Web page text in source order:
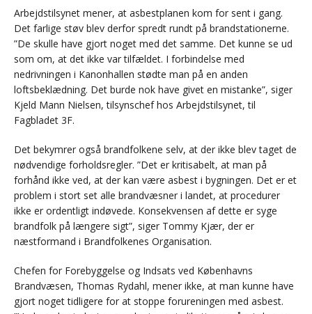
Arbejdstilsynet mener, at asbestplanen kom for sent i gang.
Det farlige støv blev derfor spredt rundt på brandstationerne.
”De skulle have gjort noget med det samme. Det kunne se ud
som om, at det ikke var tilfældet. I forbindelse med
nedrivningen i Kanonhallen stødte man på en anden
loftsbeklædning. Det burde nok have givet en mistanke”, siger
Kjeld Mann Nielsen, tilsynschef hos Arbejdstilsynet, til
Fagbladet 3F.
Det bekymrer også brandfolkene selv, at der ikke blev taget de
nødvendige forholdsregler. ”Det er kritisabelt, at man på
forhånd ikke ved, at der kan være asbest i bygningen. Det er et
problem i stort set alle brandvæsner i landet, at procedurer
ikke er ordentligt indøvede. Konsekvensen af dette er syge
brandfolk på længere sigt”, siger Tommy Kjær, der er
næstformand i Brandfolkenes Organisation.
Chefen for Forebyggelse og Indsats ved Københavns
Brandvæsen, Thomas Rydahl, mener ikke, at man kunne have
gjort noget tidligere for at stoppe forureningen med asbest.